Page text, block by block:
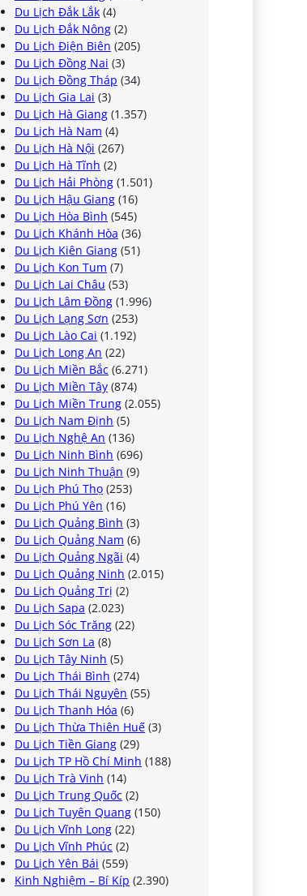
Du Lịch Đắk Lắk (4)
Du Lịch Đắk Nông (2)
Du Lịch Điện Biên (205)
Du Lịch Đồng Nai (3)
Du Lịch Đồng Tháp (34)
Du Lịch Gia Lai (3)
Du Lịch Hà Giang (1.357)
Du Lịch Hà Nam (4)
Du Lịch Hà Nội (267)
Du Lịch Hà Tĩnh (2)
Du Lịch Hải Phòng (1.501)
Du Lịch Hậu Giang (16)
Du Lịch Hòa Bình (545)
Du Lịch Khánh Hòa (36)
Du Lịch Kiên Giang (51)
Du Lịch Kon Tum (7)
Du Lịch Lai Châu (53)
Du Lịch Lâm Đồng (1.996)
Du Lịch Lạng Sơn (253)
Du Lịch Lào Cai (1.192)
Du Lịch Long An (22)
Du Lịch Miền Bắc (6.271)
Du Lịch Miền Tây (874)
Du Lịch Miền Trung (2.055)
Du Lịch Nam Định (5)
Du Lịch Nghệ An (136)
Du Lịch Ninh Bình (696)
Du Lịch Ninh Thuận (9)
Du Lịch Phú Thọ (253)
Du Lịch Phú Yên (16)
Du Lịch Quảng Bình (3)
Du Lịch Quảng Nam (6)
Du Lịch Quảng Ngãi (4)
Du Lịch Quảng Ninh (2.015)
Du Lịch Quảng Trị (2)
Du Lịch Sapa (2.023)
Du Lịch Sóc Trăng (22)
Du Lịch Sơn La (8)
Du Lịch Tây Ninh (5)
Du Lịch Thái Bình (274)
Du Lịch Thái Nguyên (55)
Du Lịch Thanh Hóa (6)
Du Lịch Thừa Thiên Huế (3)
Du Lịch Tiền Giang (29)
Du Lịch TP Hồ Chí Minh (188)
Du Lịch Trà Vinh (14)
Du Lịch Trung Quốc (2)
Du Lịch Tuyên Quang (150)
Du Lịch Vĩnh Long (22)
Du Lịch Vĩnh Phúc (2)
Du Lịch Yên Bái (559)
Kinh Nghiệm – Bí Kíp (2.390)